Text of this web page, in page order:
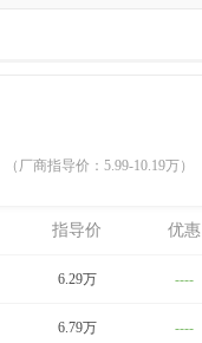
（厂商指导价：5.99-10.19万）
指导价 优惠
6.29万 ----
6.79万 ----